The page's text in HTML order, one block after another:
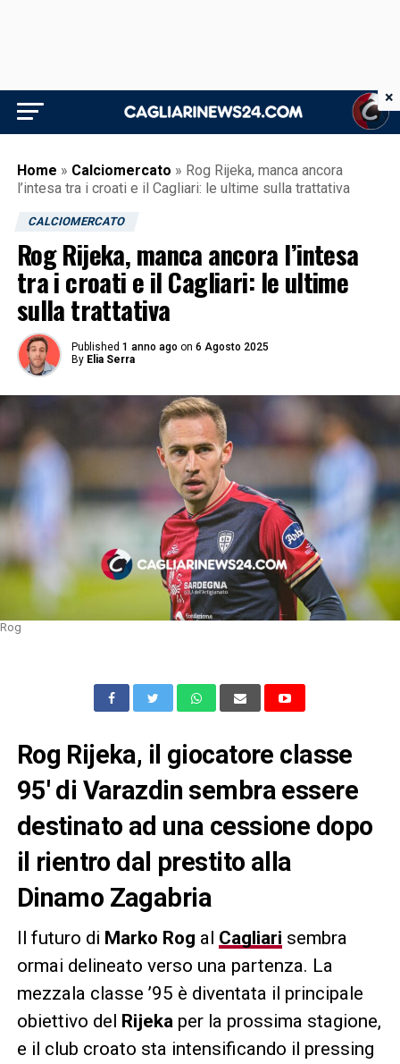
Home » Calciomercato » Rog Rijeka, manca ancora
l’intesa tra i croati e il Cagliari: le ultime sulla trattativa
CALCIOMERCATO
Rog Rijeka, manca ancora l’intesa
tra i croati e il Cagliari: le ultime
sulla trattativa
Published 1 anno ago on 6 Agosto 2025
By Elia Serra
Rog
Rog Rijeka, il giocatore classe
95′ di Varazdin sembra essere
destinato ad una cessione dopo
il rientro dal prestito alla
Dinamo Zagabria
Il futuro di Marko Rog al Cagliari sembra
ormai delineato verso una partenza. La
mezzala classe ’95 è diventata il principale
obiettivo del Rijekaper la prossima stagione,
e il club croato sta intensificando il pressing
×